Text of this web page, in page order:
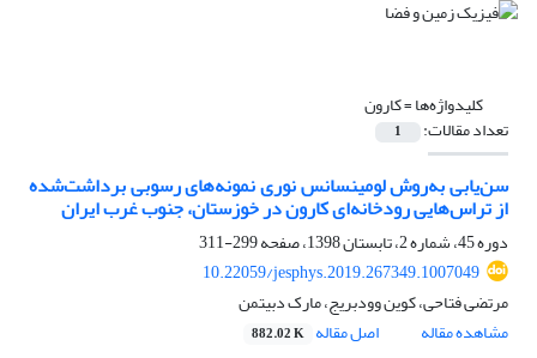
کلیدواژه‌ها =کارون
تعداد مقالات: 1
سن‌یابی به‌روش لومینسانس نوری نمونه‌های رسوبی برداشت‌شده
از تراس‌هایی رودخانه‌ای کارون در خوزستان، جنوب غرب ایران
دوره 45، شماره 2، تابستان 1398، صفحه
299-311
10.22059/jesphys.2019.267349.1007049
مرتضی فتاحی، کوین وودبریج، مارک دبیتمن
مشاهده مقاله
اصل مقاله 882.02 K